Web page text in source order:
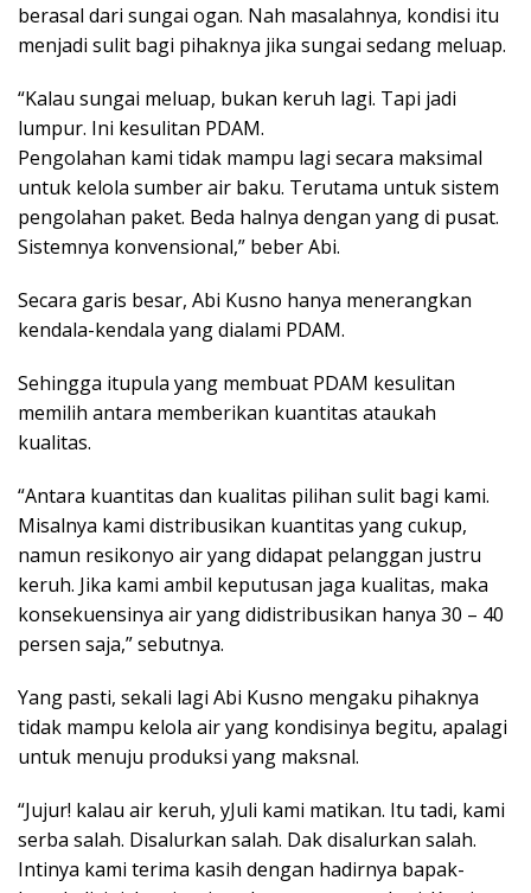
berasal dari sungai ogan. Nah masalahnya, kondisi itu
menjadi sulit bagi pihaknya jika sungai sedang meluap.
“Kalau sungai meluap, bukan keruh lagi. Tapi jadi
lumpur. Ini kesulitan PDAM.
Pengolahan kami tidak mampu lagi secara maksimal
untuk kelola sumber air baku. Terutama untuk sistem
pengolahan paket. Beda halnya dengan yang di pusat.
Sistemnya konvensional,” beber Abi.
Secara garis besar, Abi Kusno hanya menerangkan
kendala-kendala yang dialami PDAM.
Sehingga itupula yang membuat PDAM kesulitan
memilih antara memberikan kuantitas ataukah
kualitas.
“Antara kuantitas dan kualitas pilihan sulit bagi kami.
Misalnya kami distribusikan kuantitas yang cukup,
namun resikonyo air yang didapat pelanggan justru
keruh. Jika kami ambil keputusan jaga kualitas, maka
konsekuensinya air yang didistribusikan hanya 30 – 40
persen saja,” sebutnya.
Yang pasti, sekali lagi Abi Kusno mengaku pihaknya
tidak mampu kelola air yang kondisinya begitu, apalagi
untuk menuju produksi yang maksnal.
“Jujur! kalau air keruh, yJuli kami matikan. Itu tadi, kami
serba salah. Disalurkan salah. Dak disalurkan salah.
Intinya kami terima kasih dengan hadirnya bapak-